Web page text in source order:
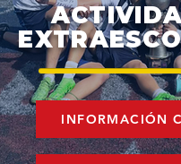
INFORMACIÓN